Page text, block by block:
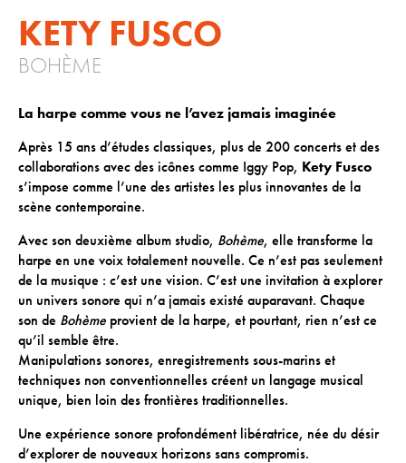
ACTIONS CULTURELLES
Pratique du théâtre, mime et geste
Les actions passées
CINÉMA
Programmation
INFOS+
Tarifs
Réservation
Contacts / Accès
Lettre d'info
KETY FUSCO
BOHÈME
La harpe comme vous ne l’avez jamais imaginée
Après 15 ans d’études classiques, plus de 200 concerts et des
collaborations avec des icônes comme Iggy Pop, Kety Fusco
s’impose comme l’une des artistes les plus innovantes de la
scène contemporaine.
Avec son deuxième album studio, Bohème, elle transforme la
harpe en une voix totalement nouvelle. Ce n’est pas seulement
de la musique : c’est une vision. C’est une invitation à explorer
un univers sonore qui n’a jamais existé auparavant. Chaque
son de Bohème provient de la harpe, et pourtant, rien n’est ce
qu’il semble être.
Manipulations sonores, enregistrements sous-marins et
techniques non conventionnelles créent un langage musical
unique, bien loin des frontières traditionnelles.
Une expérience sonore profondément libératrice, née du désir
d’explorer de nouveaux horizons sans compromis.